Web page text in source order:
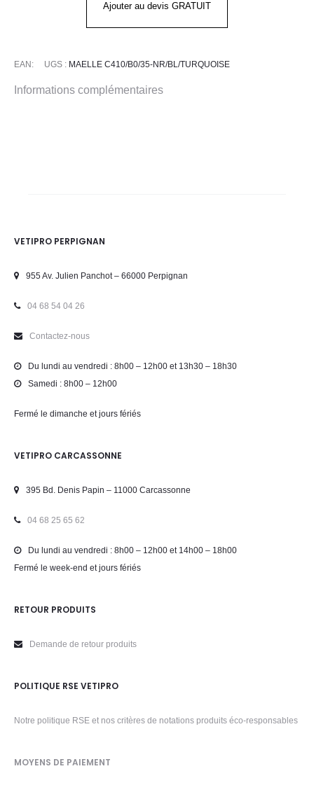
Ajouter au devis GRATUIT
EAN: UGS : MAELLE C410/B0/35-NR/BL/TURQUOISE
Informations complémentaires
VETIPRO PERPIGNAN
955 Av. Julien Panchot – 66000 Perpignan
04 68 54 04 26
Contactez-nous
Du lundi au vendredi : 8h00 – 12h00 et 13h30 – 18h30
Samedi : 8h00 – 12h00
Fermé le dimanche et jours fériés
VETIPRO CARCASSONNE
395 Bd. Denis Papin – 11000 Carcassonne
04 68 25 65 62
Du lundi au vendredi : 8h00 – 12h00 et 14h00 – 18h00
Fermé le week-end et jours fériés
RETOUR PRODUITS
Demande de retour produits
POLITIQUE RSE VETIPRO
Notre politique RSE et nos critères de notations produits éco-responsables
MOYENS DE PAIEMENT